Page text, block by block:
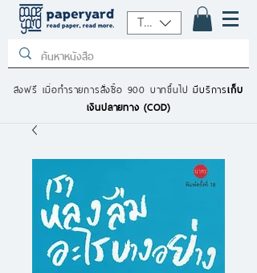
THB (฿)
ส่งฟรี เมื่อทำรายการสั่งซื้อ 900 บาทขึ้นไปมีบริการเก็บ
เงินปลายทาง (COD)